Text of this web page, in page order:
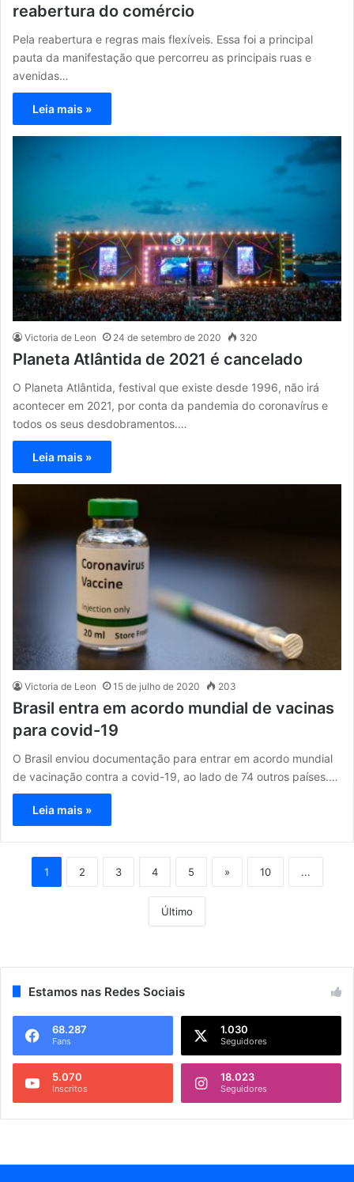
reabertura do comércio
Pela reabertura e regras mais flexíveis. Essa foi a principal
pauta da manifestação que percorreu as principais ruas e
avenidas…
Leia mais »
Victoria de Leon 24 de setembro de 2020 320
Planeta Atlântida de 2021 é cancelado
O Planeta Atlântida, festival que existe desde 1996, não irá
acontecer em 2021, por conta da pandemia do coronavírus e
todos os seus desdobramentos.…
Leia mais »
Victoria de Leon 15 de julho de 2020 203
Brasil entra em acordo mundial de vacinas
para covid-19
O Brasil enviou documentação para entrar em acordo mundial
de vacinação contra a covid-19, ao lado de 74 outros países.…
Leia mais »
1 2 3 4 5 » 10 ...
Último
Estamos nas Redes Sociais
68.287
Fans
1.030
Seguidores
5.070
Inscritos
18.023
Seguidores